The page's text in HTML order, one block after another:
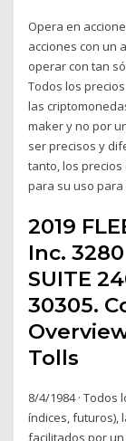
Opera en
acciones con un
operar con tan
Todos los
las
maker y no por
ser precisos y
tanto, los
para su uso
2019
Inc.
SUITE
30305.
Overview
Tolls
8/4/1984 ·
índices, futuros),